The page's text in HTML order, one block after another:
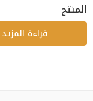
المنتج
قراءة المزيد